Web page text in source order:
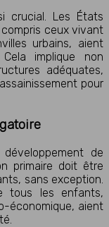
crucial. Les États
ceux vivant
urbains, aient
implique non
adéquates,
pour
de
primaire doit être
sans exception.
tous les enfants,
économique, aient